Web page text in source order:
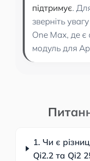
підтримує.
зверніть
One Max, де є
модуль для
1. Чи є
Qi2.2 та Qi2